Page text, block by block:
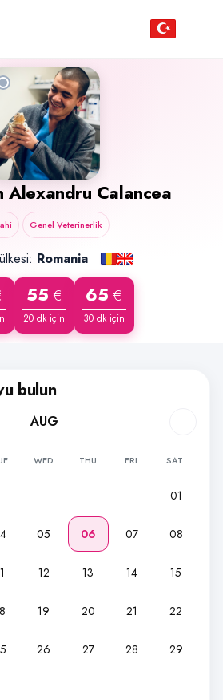
Alexandru Calancea
Genel Veterinerlik
Romania
55 €
20 dk için
65 €
30 dk için
bulun
AUG
WED THU FRI SAT
01
05 06 07 08
12 13 14 15
19 20 21 22
26 27 28 29